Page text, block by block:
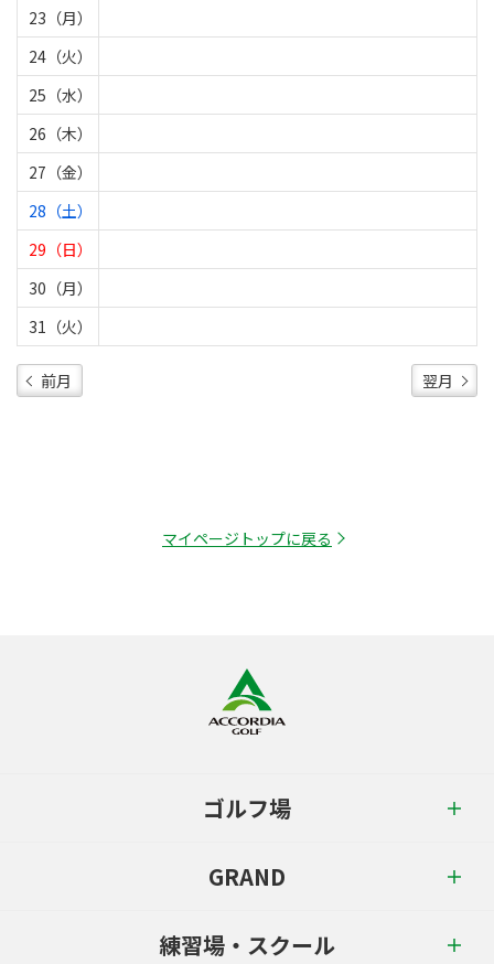
23（月）
24（火）
25（水）
26（木）
27（金）
28（土）
29（日）
30（月）
31（火）
前月 翌月
マイページトップに戻る
ゴルフ場
GRAND
練習場・スクール